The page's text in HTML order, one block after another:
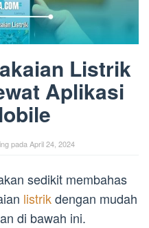
Listrik
Aplikasi
pada April 24, 2024
sedikit membahas
listrikdengan mudah
di bawah ini.